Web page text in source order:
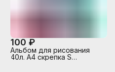
100 ₽
Альбом для рисования
40л. А4 скрепка S